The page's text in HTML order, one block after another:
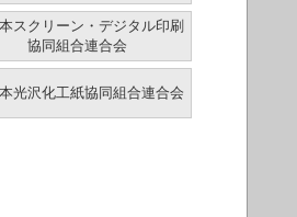
スクリーン・デジタル印刷
協同組合連合会
光沢化工紙協同組合連合会